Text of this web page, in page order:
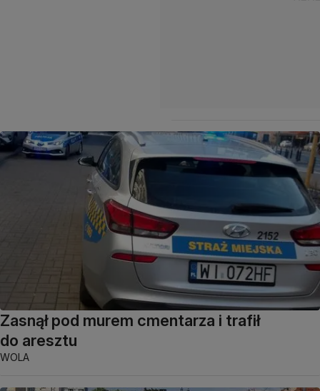
Zasnął pod murem cmentarza i trafił
do aresztu
WOLA